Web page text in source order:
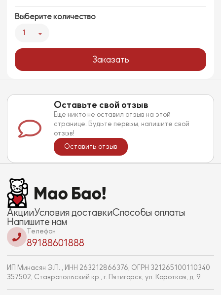
Выберите количество
1
Заказать
Оставьте свой отзыв
Еще никто не оставил отзыв на этой
странице. Будьте первым, напишите свой
отзыв!
Оставить отзыв
АкцииУсловия доставкиСпособы оплаты
Напишите нам
Телефон
89188601888
ИП Минасян Э.П. , ИНН 263212866376, ОГРН 321265100110340
357502, Ставропольский кр., г. Пятигорск, ул. Короткая, д. 9